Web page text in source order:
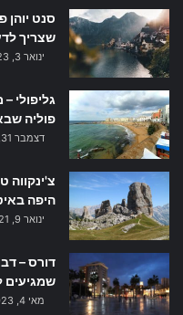
סנט יוהן
שצריך
ינואר 3, 2023
גליפולי
פוליה
דצמבר 31, 2020
צ'ינקווה
היפה
ינואר 9, 2021
דורס –
שמגיעים
מאי 4, 2023